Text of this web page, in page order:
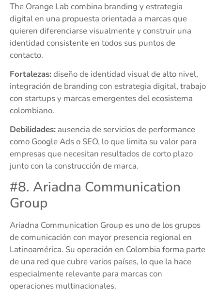
The Orange Lab combina branding y estrategia
digital en una propuesta orientada a marcas que
quieren diferenciarse visualmente y construir una
identidad consistente en todos sus puntos de
contacto.
Fortalezas:diseño de identidad visual de alto nivel,
integración de branding con estrategia digital, trabajo
con startups y marcas emergentes del ecosistema
colombiano.
Debilidades: ausencia de servicios de performance
como Google Ads o SEO, lo que limita su valor para
empresas que necesitan resultados de corto plazo
junto con la construcción de marca.
#8. Ariadna Communication
Group
Ariadna Communication Group es uno de los grupos
de comunicación con mayor presencia regional en
Latinoamérica. Su operación en Colombia forma parte
de una red que cubre varios países, lo que la hace
especialmente relevante para marcas con
operaciones multinacionales.